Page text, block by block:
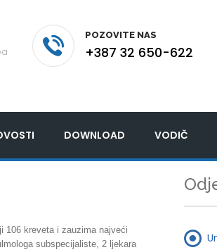
POZOVITE NAS
+387 32 650-622
DOWNLOAD VODIČ
106 kreveta i zauzima najveći
subspecijaliste, 2 ljekara